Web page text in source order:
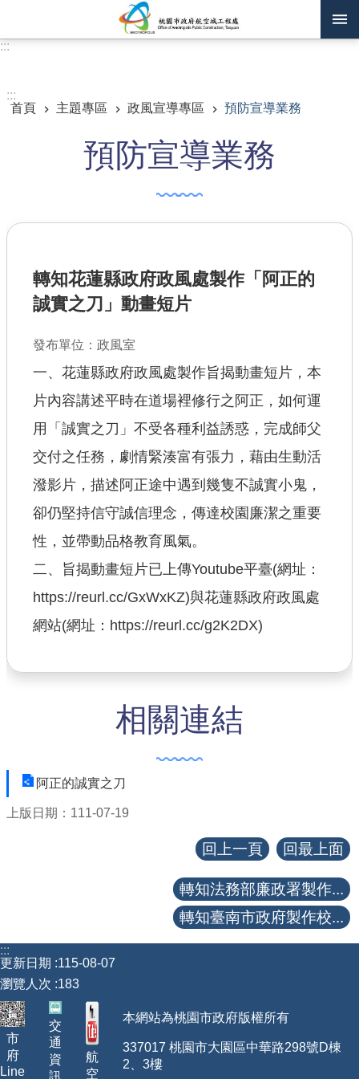
業務資訊
政府公開資訊
查估
工程
回首頁
常見問答
工務局
市政信箱
網站導覽
【網站安全政策】
【政府網站資料開放宣告】
:::
:::
首頁
主題專區 政風宣導專區 預防宣導業務
預防宣導業務
轉知花蓮縣政府政風處製作「阿正的
誠實之刀」動畫短片
發布單位：政風室
一、花蓮縣政府政風處製作旨揭動畫短片，本
片內容講述平時在道場裡修行之阿正，如何運
用「誠實之刀」不受各種利益誘惑，完成師父
交付之任務，劇情緊湊富有張力，藉由生動活
潑影片，描述阿正途中遇到幾隻不誠實小鬼，
卻仍堅持信守誠信理念，傳達校園廉潔之重要
性，並帶動品格教育風氣。
二、旨揭動畫短片已上傳Youtube平臺(網址：
https://reurl.cc/GxWxKZ)與花蓮縣政府政風處
網站(網址：https://reurl.cc/g2K2DX)
相關連結
阿正的誠實之刀
上版日期：111-07-19
回上一頁 回最上面
轉知法務部廉政署製作...
轉知臺南市政府製作校...
:::
更新日期
115-08-07
瀏覽人次 183
市
府
Line
交
通
資
航
空
本網站為桃園市政府版權所有
337017 桃園市大園區中華路298號D棟
2、3樓